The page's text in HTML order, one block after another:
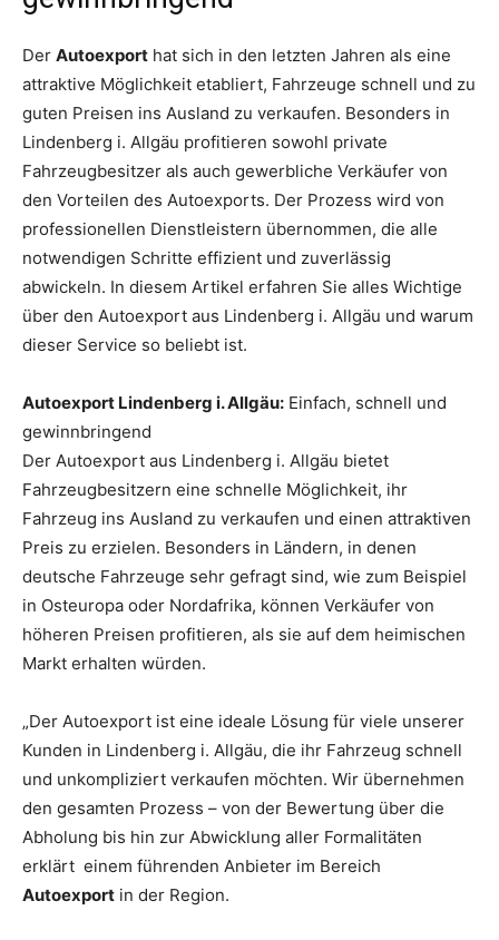
Der Autoexport hat sich in den letzten Jahren als eine
attraktive Möglichkeit etabliert, Fahrzeuge schnell und zu
guten Preisen ins Ausland zu verkaufen. Besonders in
Lindenberg i. Allgäu profitieren sowohl private
Fahrzeugbesitzer als auch gewerbliche Verkäufer von
den Vorteilen des Autoexports. Der Prozess wird von
professionellen Dienstleistern übernommen, die alle
notwendigen Schritte effizient und zuverlässig
abwickeln. In diesem Artikel erfahren Sie alles Wichtige
über den Autoexport aus Lindenberg i. Allgäu und warum
dieser Service so beliebt ist.
Autoexport Lindenberg i. Allgäu: Einfach, schnell und
gewinnbringend
Der Autoexport aus Lindenberg i. Allgäu bietet
Fahrzeugbesitzern eine schnelle Möglichkeit, ihr
Fahrzeug ins Ausland zu verkaufen und einen attraktiven
Preis zu erzielen. Besonders in Ländern, in denen
deutsche Fahrzeuge sehr gefragt sind, wie zum Beispiel
in Osteuropa oder Nordafrika, können Verkäufer von
höheren Preisen profitieren, als sie auf dem heimischen
Markt erhalten würden.
„Der Autoexport ist eine ideale Lösung für viele unserer
Kunden in Lindenberg i. Allgäu, die ihr Fahrzeug schnell
und unkompliziert verkaufen möchten. Wir übernehmen
den gesamten Prozess – von der Bewertung über die
Abholung bis hin zur Abwicklung aller Formalitäten
erklärt einem führenden Anbieter im Bereich
Autoexport in der Region.